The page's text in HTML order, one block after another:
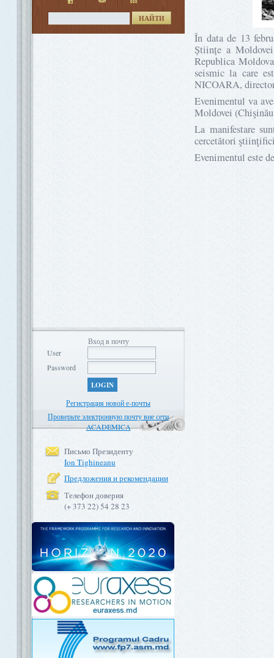
НАЙТИ
Вход в почту
User
Password
LOGIN
Регистрация новой е-почты
Проверьте электронную почту вне сети
ACADEMICA
Письмо Президенту
Ion Tighineanu
Предложения и рекомендации
Телефон доверия
(+ 373 22) 54 28 23
În data de 13
Științe a
Republica
seismic la care
NICOARA,
Evenimentul va
Moldovei
La manifestare
cercetători
Evenimentul este